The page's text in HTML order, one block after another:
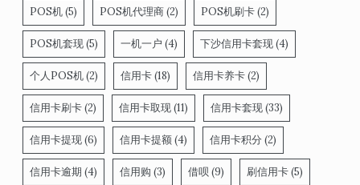
POS机(5) POS机代理商(2) POS机刷卡(2)
POS机套现(5) 一机一户 (4) 下沙信用卡套现(4)
个人POS机(2) 信用卡(18) 信用卡养卡(2)
信用卡刷卡(2) 信用卡取现(11) 信用卡套现(33)
信用卡提现(6) 信用卡提额(4) 信用卡积分 (2)
信用卡逾期 (4) 信用购 (3) 借呗 (9) 刷信用卡(5)